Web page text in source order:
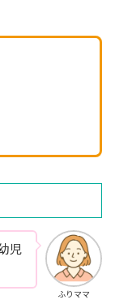
ふりママ
児